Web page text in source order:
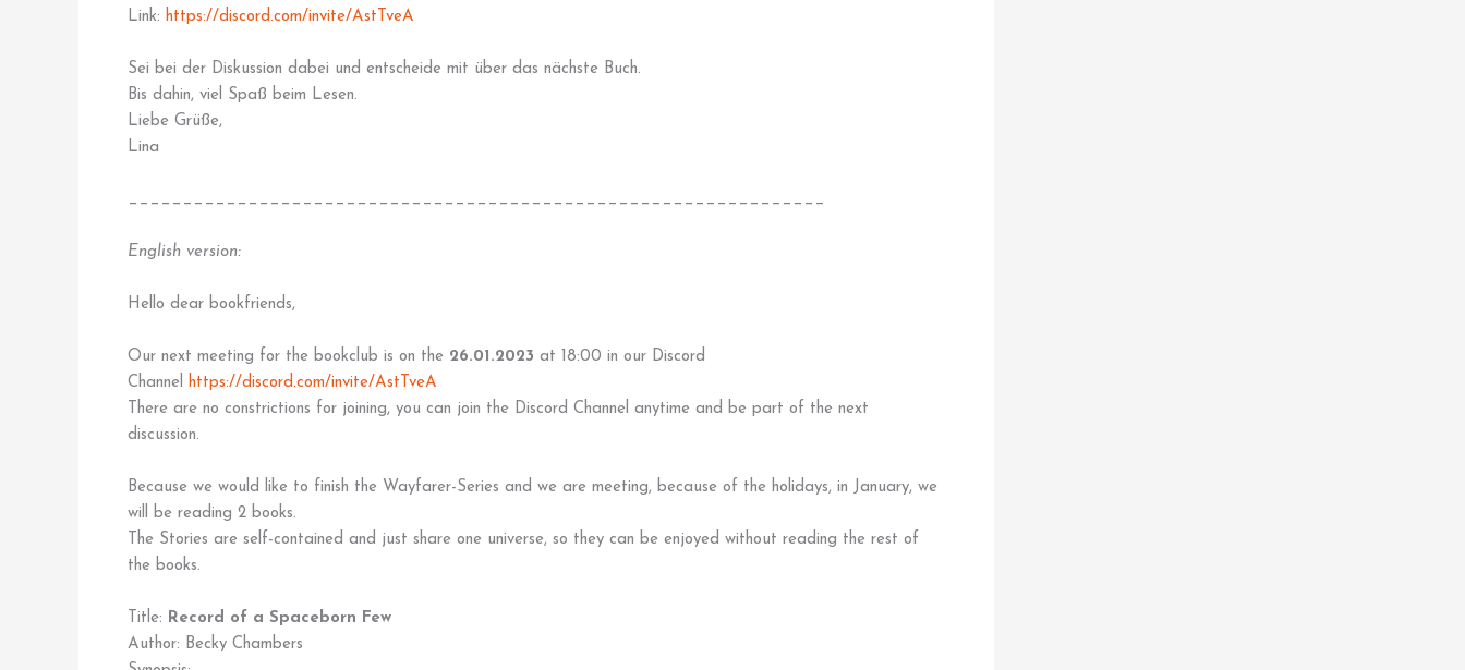
Link: https://discord.com/invite/AstTveA
Sei bei der Diskussion dabei und entscheide mit über das nächste Buch.
Bis dahin, viel Spaß beim Lesen.
Liebe Grüße,
Lina
________________________________________________________________
English version:
Hello dear bookfriends,
Our next meeting for the bookclub is on the 26.01.2023 at 18:00 in our Discord
Channel https://discord.com/invite/AstTveA
There are no constrictions for joining, you can join the Discord Channel anytime and be part of the next
discussion.
Because we would like to finish the Wayfarer-Series and we are meeting, because of the holidays, in January, we
will be reading 2 books.
The Stories are self-contained and just share one universe, so they can be enjoyed without reading the rest of
the books.
Title: Record of a Spaceborn Few
Author: Becky Chambers